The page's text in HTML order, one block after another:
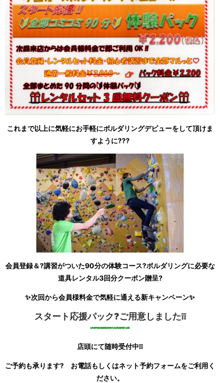
これまで以上に気軽にお手軽にボルダリングデビューをして頂けま
すように???
会員登録＆?講習がついた90分の体験コース?ボルダリングに必要な
道具レンタル3回分クーポン贈呈?
✨次回から会員様料金で気軽に通える新キャンペーン✨
スタート応援パック?ご用意しました❕❕
店頭にて随時受付中❕❕
ご予約も承ります? お電話もしくはネット予約フォームをご利用く
ださい。